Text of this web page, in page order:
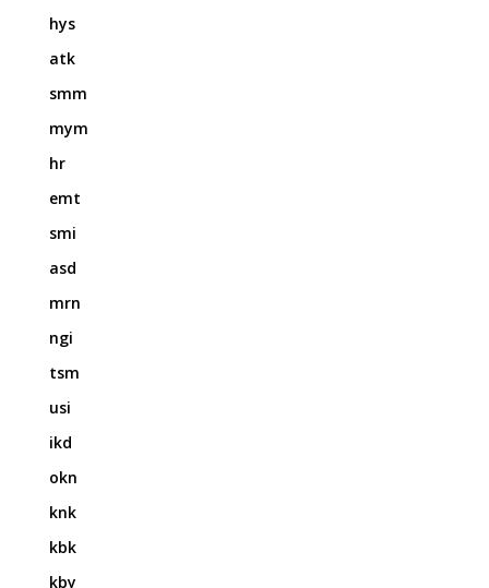
hys
atk
smm
mym
hr
emt
smi
asd
mrn
ngi
tsm
usi
ikd
okn
knk
kbk
kby